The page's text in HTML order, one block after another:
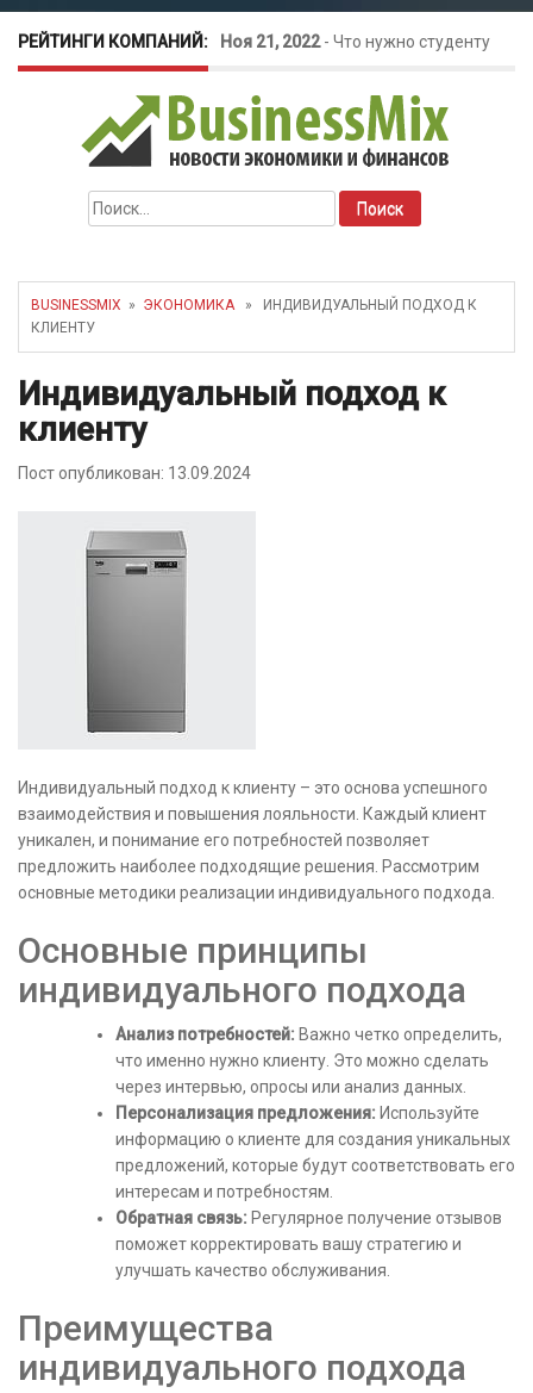
РЕЙТИНГИ КОМПАНИЙ: Ноя 21, 2022- Что нужно студенту
для открытия бизнеса?
Окт 26, 2022-Телефония для
amoCRM: лучшие инструменты для
бизнеса
как защитить свой бизнес?
Найти:
BUSINESSMIX » ЭКОНОМИКА» ИНДИВИДУАЛЬНЫЙ ПОДХОД К
КЛИЕНТУ
Индивидуальный подход к
клиенту
Пост опубликован: 13.09.2024
Индивидуальный подход к клиенту – это основа успешного
взаимодействия и повышения лояльности. Каждый клиент
уникален, и понимание его потребностей позволяет
предложить наиболее подходящие решения. Рассмотрим
основные методики реализации индивидуального подхода.
Основные принципы
индивидуального подхода
Анализ потребностей: Важно четко определить,
что именно нужно клиенту. Это можно сделать
через интервью, опросы или анализ данных.
Персонализация предложения: Используйте
информацию о клиенте для создания уникальных
предложений, которые будут соответствовать его
интересам и потребностям.
Обратная связь: Регулярное получение отзывов
поможет корректировать вашу стратегию и
улучшать качество обслуживания.
Преимущества
индивидуального подхода